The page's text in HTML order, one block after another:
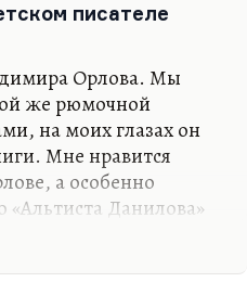
женщина Анастасия,
мне понравился там вот
писателе
Орлова. Мы
же рюмочной
на моих глазах он
Мне нравится
а особенно
Данилова»
был прекрасный